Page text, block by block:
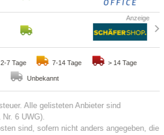
2-7 Tage 7-14 Tage > 14 Tage
Unbekannt